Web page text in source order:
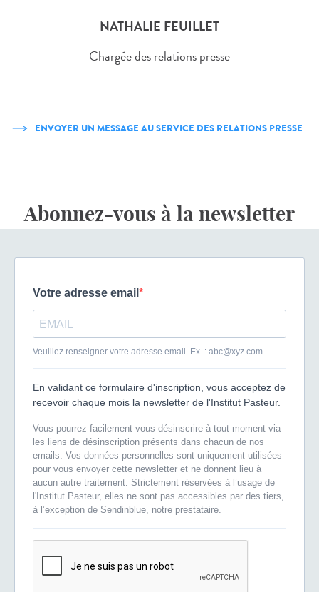
NATHALIE FEUILLET
Chargée des relations presse
ENVOYER UN MESSAGE AU SERVICE DES RELATIONS PRESSE
Abonnez-vous à la newsletter